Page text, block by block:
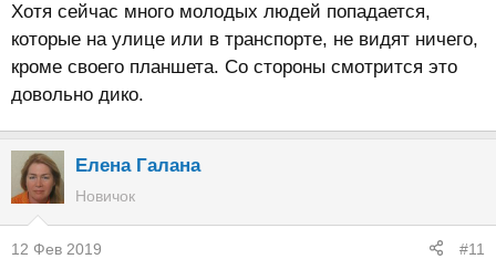
Хотя сейчас много молодых людей попадается,
которые на улице или в транспорте, не видят ничего,
кроме своего планшета. Со стороны смотрится это
довольно дико.
Елена Галана
Новичок
12 Фев 2019 #11